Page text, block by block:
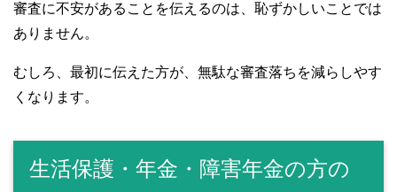
審査に不安があることを伝えるのは、恥ずかしいことでは
ありません。
むしろ、最初に伝えた方が、無駄な審査落ちを減らしやす
くなります。
生活保護・年金・障害年金の方の